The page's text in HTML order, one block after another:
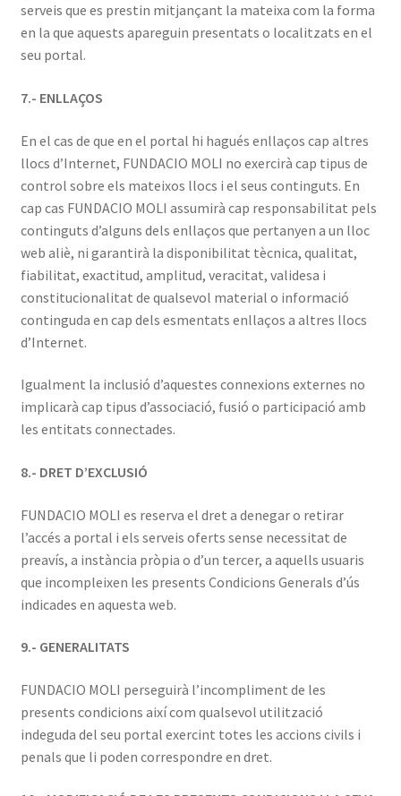
serveis que es prestin mitjançant la mateixa com la forma
en la que aquests apareguin presentats o localitzats en el
seu portal.
7.- ENLLAÇOS
En el cas de que en el portal hi hagués enllaços cap altres
llocs d’Internet, FUNDACIO MOLI no exercirà cap tipus de
control sobre els mateixos llocs i el seus continguts. En
cap cas FUNDACIO MOLI assumirà cap responsabilitat pels
continguts d’alguns dels enllaços que pertanyen a un lloc
web aliè, ni garantirà la disponibilitat tècnica, qualitat,
fiabilitat, exactitud, amplitud, veracitat, validesa i
constitucionalitat de qualsevol material o informació
continguda en cap dels esmentats enllaços a altres llocs
d’Internet.
Igualment la inclusió d’aquestes connexions externes no
implicarà cap tipus d’associació, fusió o participació amb
les entitats connectades.
8.- DRET D’EXCLUSIÓ
FUNDACIO MOLI es reserva el dret a denegar o retirar
l’accés a portal i els serveis oferts sense necessitat de
preavís, a instància pròpia o d’un tercer, a aquells usuaris
que incompleixen les presents Condicions Generals d’ús
indicades en aquesta web.
9.- GENERALITATS
FUNDACIO MOLI perseguirà l’incompliment de les
presents condicions així com qualsevol utilització
indeguda del seu portal exercint totes les accions civils i
penals que li poden correspondre en dret.